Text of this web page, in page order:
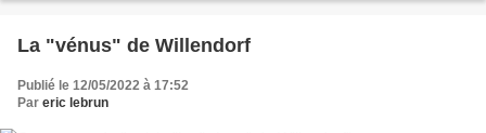
La "vénus" de Willendorf
Publié le 12/05/2022 à 17:52
Par eric lebrun